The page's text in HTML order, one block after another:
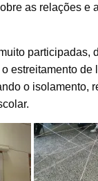
as relações e
participadas,
estreitamento de
o isolamento,